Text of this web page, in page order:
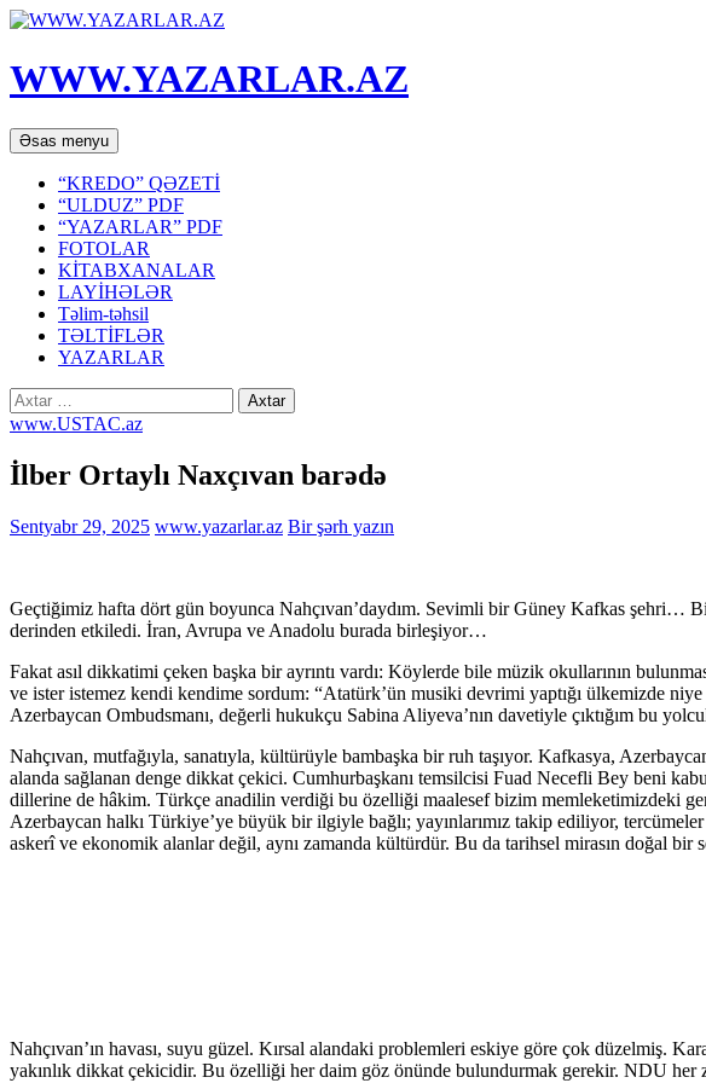
WWW.YAZARLAR.AZ
Axtar
Əsas menyu Mühtəviyyata
keç
“KREDO” QƏZETİ
“ULDUZ” PDF
“YAZARLAR” PDF
FOTOLAR
KİTABXANALAR
LAYİHƏLƏR
Təlim-təhsil
TƏLTİFLƏR
YAZARLAR
Axtarış:
www.USTAC.az
İlber Ortaylı Naxçıvan barədə
Sentyabr 29, 2025 www.yazarlar.az Bir şərh yazın
Geçtiğimiz hafta dört gün boyunca Nahçıvan’daydım. Sevimli bir Güney Kafkas şehri…
derinden etkiledi. İran, Avrupa ve Anadolu burada birleşiyor…
Fakat asıl dikkatimi çeken başka bir ayrıntı vardı: Köylerde bile müzik okullarının
ve ister istemez kendi kendime sordum: “Atatürk’ün musiki devrimi yaptığı ülkemizde
Azerbaycan Ombudsmanı, değerli hukukçu Sabina Aliyeva’nın davetiyle çıktığım bu
Nahçıvan, mutfağıyla, sanatıyla, kültürüyle bambaşka bir ruh taşıyor. Kafkasya,
alanda sağlanan denge dikkat çekici. Cumhurbaşkanı temsilcisi Fuad Necefli Bey beni
dillerine de hâkim. Türkçe anadilin verdiği bu özelliği maalesef bizim memleketimizdeki
Azerbaycan halkı Türkiye’ye büyük bir ilgiyle bağlı; yayınlarımız takip ediliyor,
askerî ve ekonomik alanlar değil, aynı zamanda kültürdür. Bu da tarihsel mirasın doğal bir
Nahçıvan’ın havası, suyu güzel. Kırsal alandaki problemleri eskiye göre çok düzelmiş.
yakınlık dikkat çekicidir. Bu özelliği her daim göz önünde bulundurmak gerekir. NDU her